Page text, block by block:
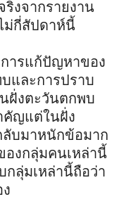
งจากรายงาน
ม่กี่สัปดาห์นี้
ารแก้ปัญหาของ
และการปราบ
ฝั่งตะวันตกพบ
คัญแต่ในฝั่ง
บมาหนักข้อมาก
องกลุ่มคนเหล่านี้
กลุ่มเหล่านี้ถือว่า